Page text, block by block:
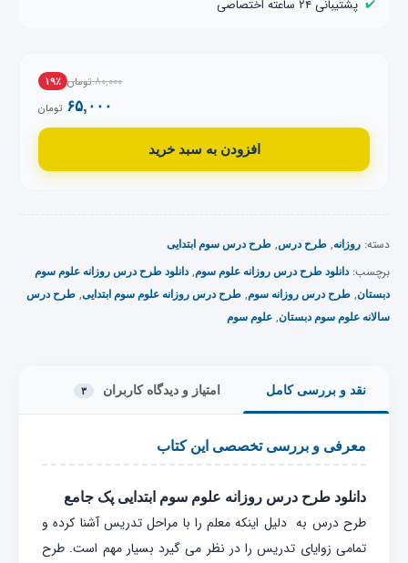
✔️ پشتیبانی ۲۴ ساعته اختصاصی
۸۰,۰۰۰ تومان ۱۹٪
۶۵,۰۰۰ تومان
افزودن به سبد خرید
دسته: روزانه, طرح درس, طرح درس سوم ابتدایی
برچسب:دانلود طرح درس روزانه علوم سوم,دانلود طرح درس روزانه علوم سوم
دبستان, طرح درس روزانه سوم, طرح درس روزانه علوم سوم ابتدایی, طرح درس
سالانه علوم سوم دبستان, علوم سوم
نقد و بررسی کامل امتیاز و دیدگاه کاربران ۳
معرفی و بررسی تخصصی این کتاب
دانلود طرح درس روزانه علوم سوم ابتدایی پک جامع
طرح درس به دلیل اینکه معلم را با مراحل تدریس آشنا کرده و
تمامی زوایای تدریس را در نظر می گیرد بسیار مهم است. طرح